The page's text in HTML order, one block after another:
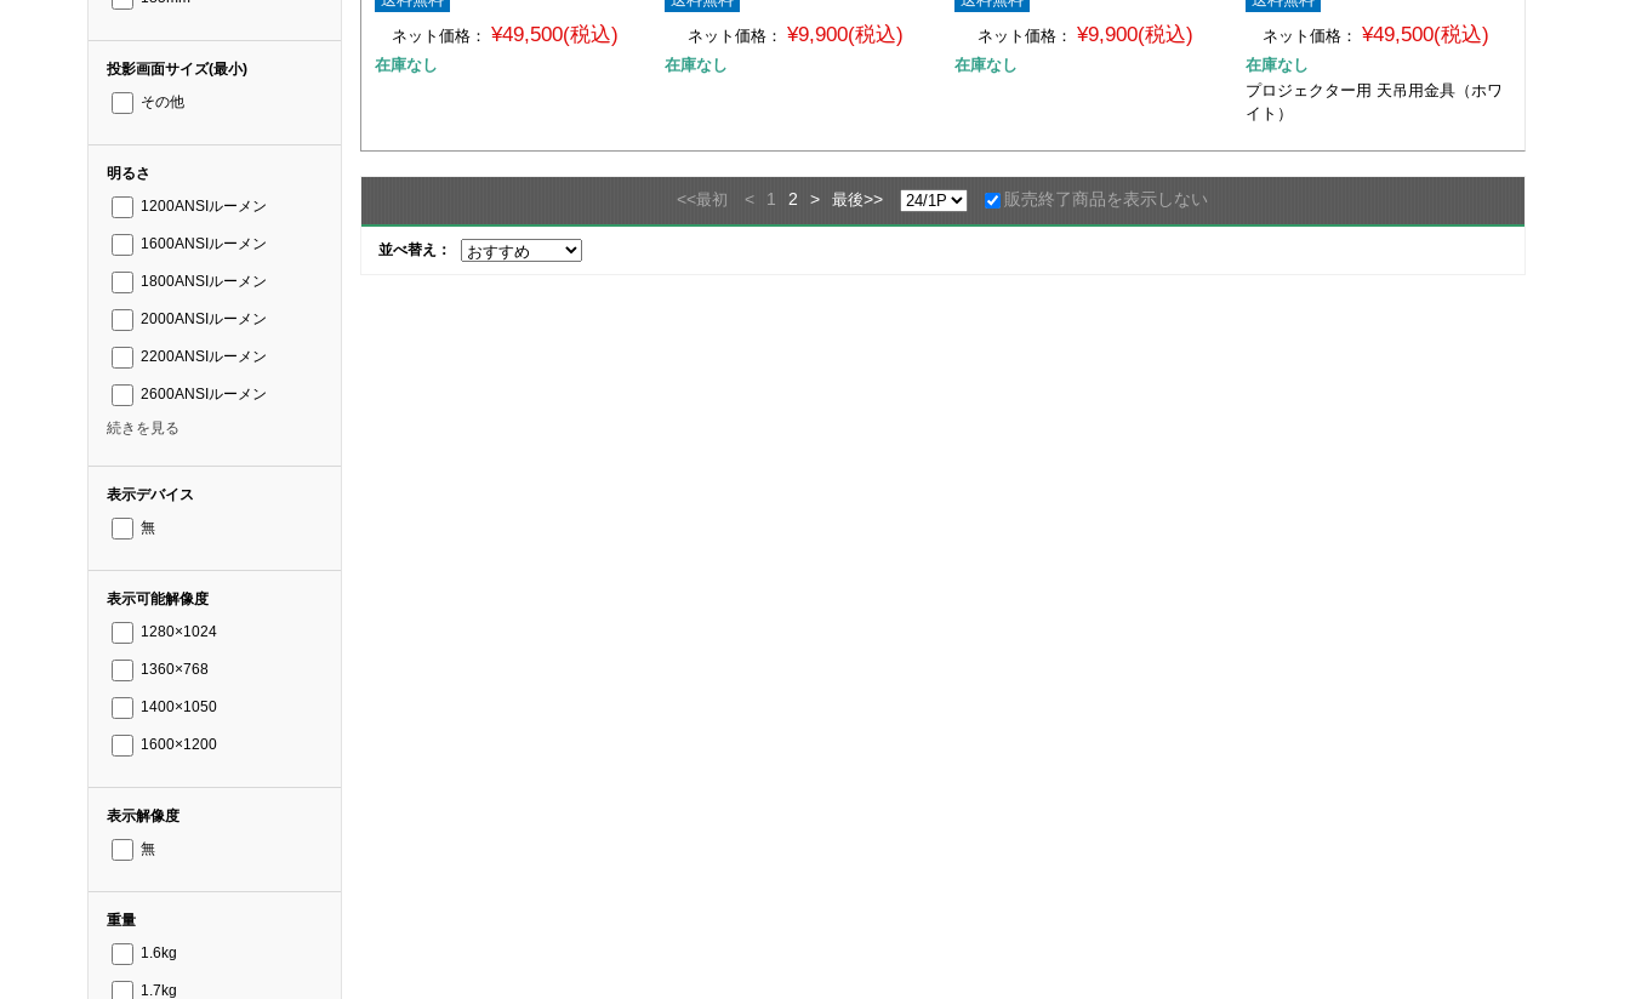
投影画面サイズ(最小)
その他
明るさ
1200ANSIルーメン
1600ANSIルーメン
1800ANSIルーメン
2000ANSIルーメン
2200ANSIルーメン
2600ANSIルーメン
続きを見る
表示デバイス
無
表示可能解像度
1280×1024
1360×768
1400×1050
1600×1200
表示解像度
無
重量
1.6kg
1.7kg
ネット価格：
¥49,500(税込)
在庫なし
ネット価格： ¥9,900(税込)
在庫なし
ネット価格：
¥9,900(税込)
在庫なし
ネット価格： ¥49,500(税込)
在庫なし
プロジェクター用 天吊用金具（ホワ
イト）
<<最初 < 1 2 > 最後>> 販売終了商品を表示しない
並べ替え：